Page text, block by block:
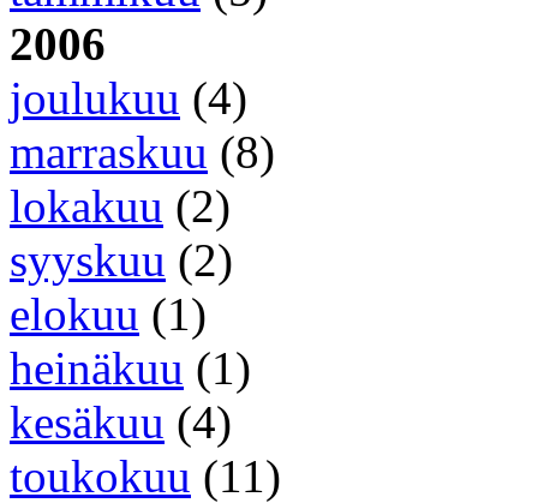
2006
joulukuu (4)
marraskuu (8)
lokakuu (2)
syyskuu (2)
elokuu (1)
heinäkuu (1)
kesäkuu (4)
toukokuu (11)